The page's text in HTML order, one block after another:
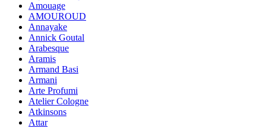
Amouage
AMOUROUD
Annayake
Annick Goutal
Arabesque
Aramis
Armand Basi
Armani
Arte Profumi
Atelier Cologne
Atkinsons
Attar